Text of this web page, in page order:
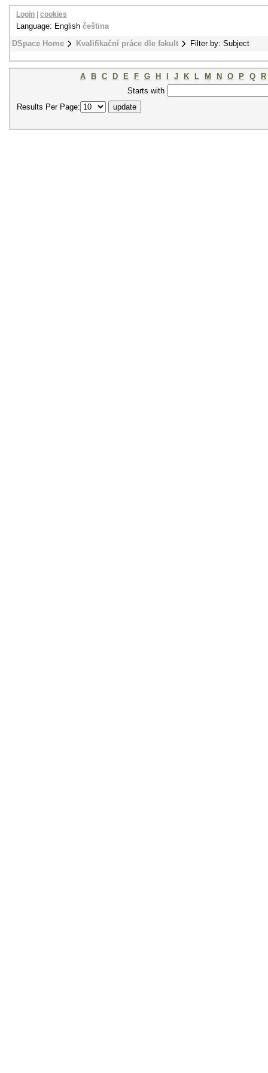
DSpace Home Kvalifikační práce dle fakult Filter by: Subject
Login cookies
Language: English čeština
A B C D E F G H J K L M N O P Q
R
Starts with
Results Per Page: